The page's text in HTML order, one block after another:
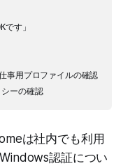
す」
プロファイルの確認
edge://policy/ → 適用されているポリシーの確認
は社内でも利用
認証につい